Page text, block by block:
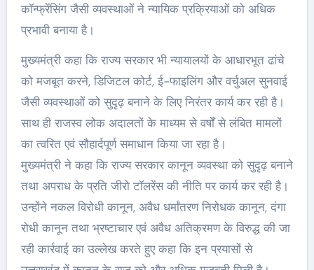
कॉन्फ्रेंसिंग जैसी व्यवस्थाओं ने न्यायिक प्रक्रियाओं को अधिक
प्रभावी बनाया है।
मुख्यमंत्री कहा कि राज्य सरकार भी न्यायालयों के आधारभूत ढांचे
को मजबूत करने, डिजिटल कोर्ट, ई-फाइलिंग और वर्चुअल सुनवाई
जैसी व्यवस्थाओं को सुदृढ़ बनाने के लिए निरंतर कार्य कर रही है।
साथ ही राजस्व लोक अदालतों के माध्यम से वर्षों से लंबित मामलों
का त्वरित एवं सौहार्दपूर्ण समाधान किया जा रहा है।
मुख्यमंत्री ने कहा कि राज्य सरकार कानून व्यवस्था को सुदृढ़ बनाने
तथा अपराध के प्रति जीरो टॉलरेंस की नीति पर कार्य कर रही है।
उन्होंने नकल विरोधी कानून, अवैध धर्मांतरण निरोधक कानून, दंगा
रोधी कानून तथा भ्रष्टाचार एवं अवैध अतिक्रमण के विरुद्ध की जा
रही कार्रवाई का उल्लेख करते हुए कहा कि इन प्रयासों से